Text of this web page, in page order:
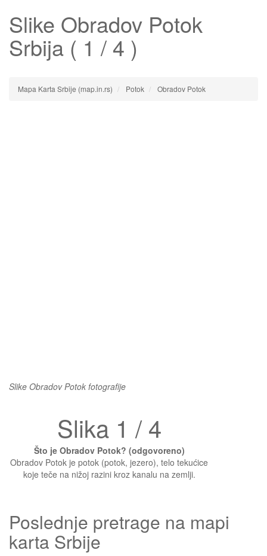
Slike Obradov Potok
Srbija ( 1 / 4 )
Mapa Karta Srbije (map.in.rs) Potok Obradov Potok
Slike Obradov Potok fotografije
Slika 1 / 4
Što je Obradov Potok? (odgovoreno)
Obradov Potok je potok (potok, jezero), telo tekućice
koje teče na nižoj razini kroz kanalu na zemlji.
Poslednje pretrage na mapi
karta Srbije